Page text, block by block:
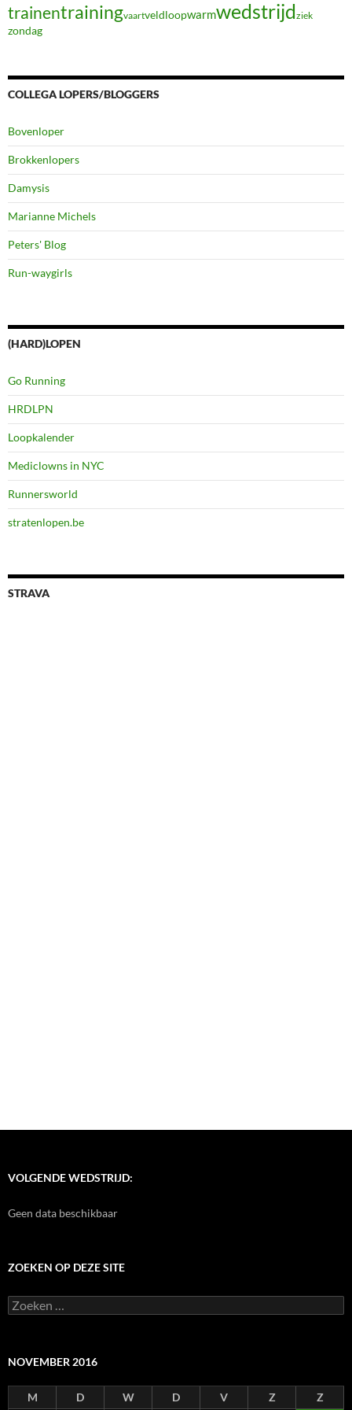
trainentrainingvaartveldloopwarmwedstrijdziek
zondag
COLLEGA LOPERS/BLOGGERS
Bovenloper
Brokkenlopers
Damysis
Marianne Michels
Peters' Blog
Run-waygirls
(HARD)LOPEN
Go Running
HRDLPN
Loopkalender
Mediclowns in NYC
Runnersworld
stratenlopen.be
STRAVA
VOLGENDE WEDSTRIJD:
Geen data beschikbaar
ZOEKEN OP DEZE SITE
Zoeken
naar:
NOVEMBER 2016
M D W D V Z
Z